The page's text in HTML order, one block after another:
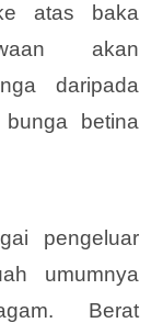
atas baka
akan
daripada
betina
pengeluar
umumnya
Berat